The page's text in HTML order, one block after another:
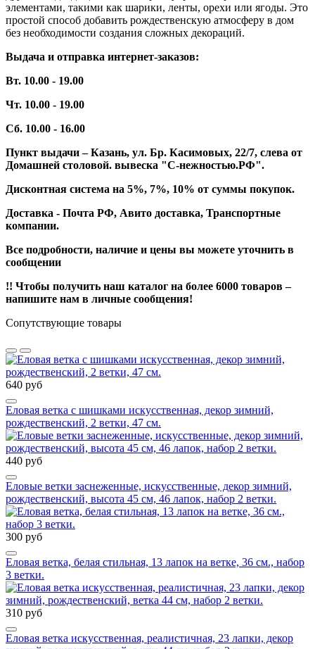
элементами, такими как шарики, ленты, орехи или ягоды. Это
простой способ добавить рождественскую атмосферу в дом
без необходимости создания сложных декораций.
Выдача и отправка интернет-заказов:
Вт. 10.00 - 19.00
Чт. 10.00 - 19.00
Сб. 10.00 - 16.00
Пункт выдачи – Казань, ул. Бр. Касимовых, 22/7, слева от
Домашней столовой. вывеска "С-нежностью.РФ".
Дисконтная система на 5%, 7%, 10% от суммы покупок.
Доставка - Почта РФ, Авито доставка, Транспортные
компании.
Все подробности, наличие и цены вы можете уточнить в
сообщении
!! Чтобы получить наш каталог на более 6000 товаров –
напишите нам в личные сообщения!
Сопутствующие товары
640 руб
Еловая ветка с шишками искусственная, декор зимний,
рождественский, 2 ветки, 47 см.
440 руб
Еловые ветки заснеженные, искусственные, декор зимний,
рождественский, высота 45 см, 46 лапок, набор 2 ветки.
300 руб
Еловая ветка, белая стильная, 13 лапок на ветке, 36 см., набор
3 ветки.
310 руб
Еловая ветка искусственная, реалистичная, 23 лапки, декор